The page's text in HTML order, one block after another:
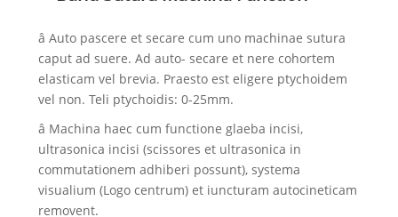
â Auto pascere et secare cum uno machinae sutura
caput ad suere. Ad auto- secare et nere cohortem
elasticam vel brevia. Praesto est eligere ptychoidem
vel non. Teli ptychoidis: 0-25mm.
â Machina haec cum functione glaeba incisi,
ultrasonica incisi (scissores et ultrasonica in
commutationem adhiberi possunt), systema
visualium (Logo centrum) et iuncturam autocineticam
removent.